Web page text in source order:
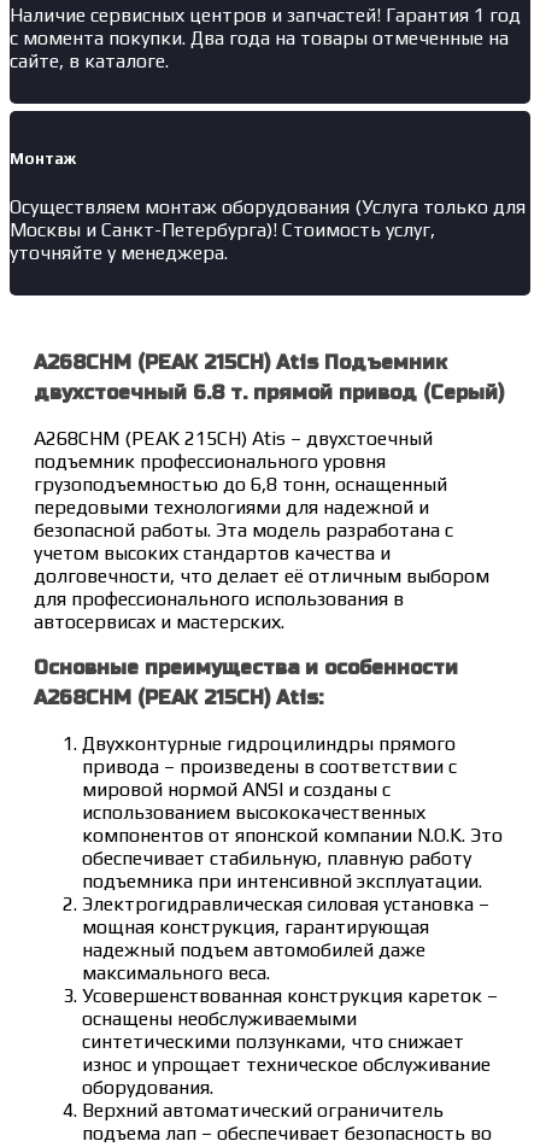
Наличие сервисных центров и запчастей! Гарантия 1 год
с момента покупки. Два года на товары отмеченные на
сайте, в каталоге.
Монтаж
Осуществляем монтаж оборудования (Услуга только для
Москвы и Санкт-Петербурга)! Стоимость услуг,
уточняйте у менеджера.
A268CHM (PEAK 215CH) Atis Подъемник
двухстоечный 6.8 т. прямой привод (Серый)
A268CHM (PEAK 215CH) Atis – двухстоечный
подъемник профессионального уровня
грузоподъемностью до 6,8 тонн, оснащенный
передовыми технологиями для надежной и
безопасной работы. Эта модель разработана с
учетом высоких стандартов качества и
долговечности, что делает её отличным выбором
для профессионального использования в
автосервисах и мастерских.
Основные преимущества и особенности
A268CHM (PEAK 215CH) Atis:
Двухконтурные гидроцилиндры прямого
привода – произведены в соответствии с
мировой нормой ANSI и созданы с
использованием высококачественных
компонентов от японской компании N.O.K. Это
обеспечивает стабильную, плавную работу
подъемника при интенсивной эксплуатации.
Электрогидравлическая силовая установка –
мощная конструкция, гарантирующая
надежный подъем автомобилей даже
максимального веса.
Усовершенствованная конструкция кареток –
оснащены необслуживаемыми
синтетическими ползунками, что снижает
износ и упрощает техническое обслуживание
оборудования.
Верхний автоматический ограничитель
подъема лап – обеспечивает безопасность во